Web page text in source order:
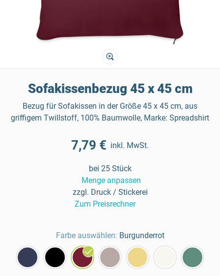
Sofakissenbezug 45 x 45 cm
Bezug für Sofakissen in der Größe 45 x 45 cm, aus
griffigem Twillstoff, 100% Baumwolle, Marke: Spreadshirt
7,79 € inkl. MwSt.
bei 25 Stück
Menge anpassen
zzgl. Druck / Stickerei
Zum Preisrechner
Farbe auswählen: Burgunderrot